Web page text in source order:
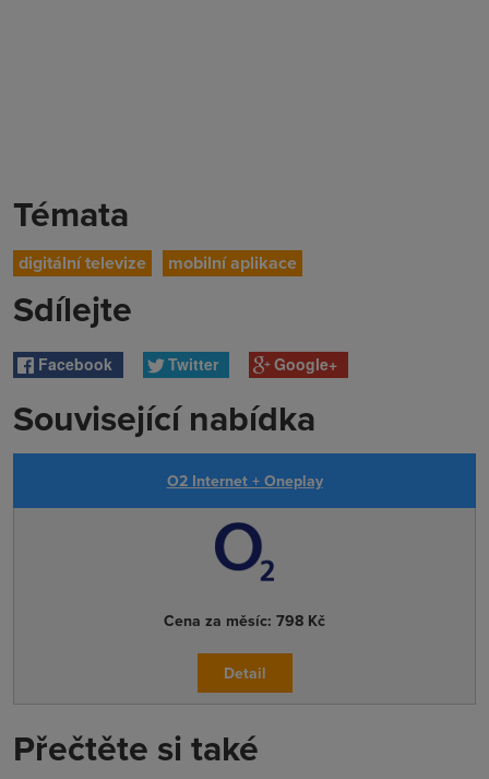
Témata
digitální televize mobilní aplikace
Sdílejte
Facebook Twitter Google+
Související nabídka
O2 Internet + Oneplay
Cena za měsíc: 798 Kč
Detail
Přečtěte si také